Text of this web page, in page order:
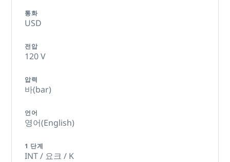
통화
USD
전압
120 V
압력
바(bar)
언어
영어(English)
1 단계
INT / 요크 / K